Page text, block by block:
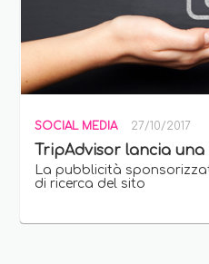
SOCIAL MEDIA 27/10/2017
TripAdvisor lancia
La pubblicità
di ricerca del sito